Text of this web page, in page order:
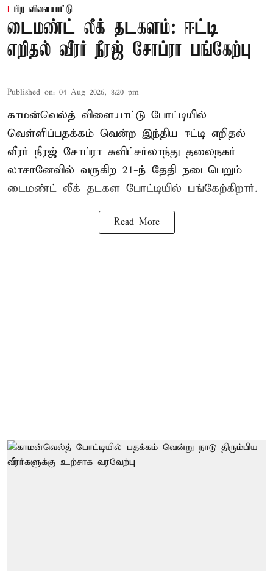
பிற விளையாட்டு
டைமண்ட் லீக் தடகளம்: ஈட்டி
எறிதல் வீரர் நீரஜ் சோப்ரா பங்கேற்பு
Published on: 04 Aug 2026, 8:20 pm
காமன்வெல்த் விளையாட்டு போட்டியில்
வெள்ளிப்பதக்கம் வென்ற இந்திய ஈட்டி எறிதல்
வீரர் நீரஜ் சோப்ரா சுவிட்சர்லாந்து தலைநகர்
லாசானேவில் வருகிற 21-ந் தேதி நடைபெறும்
டைமண்ட் லீக் தடகள போட்டியில் பங்கேற்கிறார்.
Read More